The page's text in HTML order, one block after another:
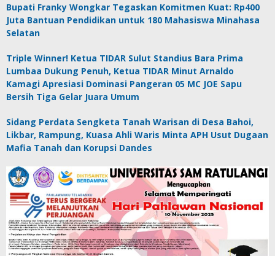
Bupati Franky Wongkar Tegaskan Komitmen Kuat: Rp400
Juta Bantuan Pendidikan untuk 180 Mahasiswa Minahasa
Selatan
Triple Winner! Ketua TIDAR Sulut Standius Bara Prima
Lumbaa Dukung Penuh, Ketua TIDAR Minut Arnaldo
Kamagi Apresiasi Dominasi Pangeran 05 MC JOE Sapu
Bersih Tiga Gelar Juara Umum
Sidang Perdata Sengketa Tanah Warisan di Desa Bahoi,
Likbar, Rampung, Kuasa Ahli Waris Minta APH Usut Dugaan
Mafia Tanah dan Korupsi Dandes